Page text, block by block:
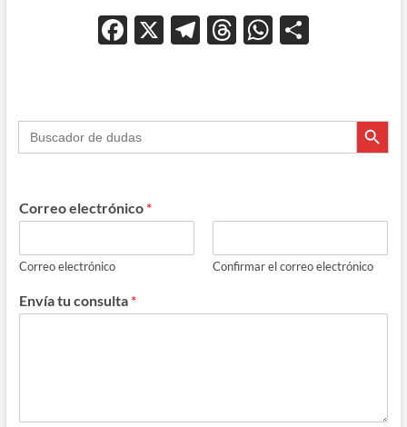
F
b
o
k
X T
gr
a
T
a
ds
W
s
A
p
ar
Buscar: Botón de
Correo electrónico *
Correo electrónico Confirmar el correo electrónico
Envía tu consulta *